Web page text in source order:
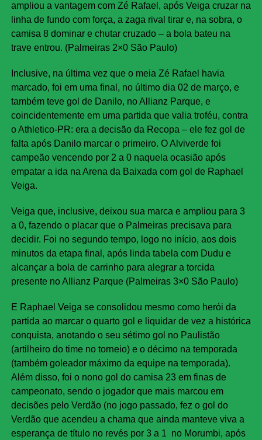
ampliou a vantagem com Zé Rafael, após Veiga cruzar na
linha de fundo com força, a zaga rival tirar e, na sobra, o
camisa 8 dominar e chutar cruzado – a bola bateu na
trave entrou. (Palmeiras 2×0 São Paulo)
Inclusive, na última vez que o meia Zé Rafael havia
marcado, foi em uma final, no último dia 02 de março, e
também teve gol de Danilo, no Allianz Parque, e
coincidentemente em uma partida que valia troféu, contra
o Athletico-PR: era a decisão da Recopa – ele fez gol de
falta após Danilo marcar o primeiro. O Alviverde foi
campeão vencendo por 2 a 0 naquela ocasião após
empatar a ida na Arena da Baixada com gol de Raphael
Veiga.
Veiga que, inclusive, deixou sua marca e ampliou para 3
a 0, fazendo o placar que o Palmeiras precisava para
decidir. Foi no segundo tempo, logo no início, aos dois
minutos da etapa final, após linda tabela com Dudu e
alcançar a bola de carrinho para alegrar a torcida
presente no Allianz Parque (Palmeiras 3×0 São Paulo)
E Raphael Veiga se consolidou mesmo como herói da
partida ao marcar o quarto gol e liquidar de vez a histórica
conquista, anotando o seu sétimo gol no Paulistão
(artilheiro do time no torneio) e o décimo na temporada
(também goleador máximo da equipe na temporada).
Além disso, foi o nono gol do camisa 23 em finas de
campeonato, sendo o jogador que mais marcou em
decisões pelo Verdão (no jogo passado, fez o gol do
Verdão que acendeu a chama que ainda manteve viva a
esperança de título no revés por 3 a 1 no Morumbi, após